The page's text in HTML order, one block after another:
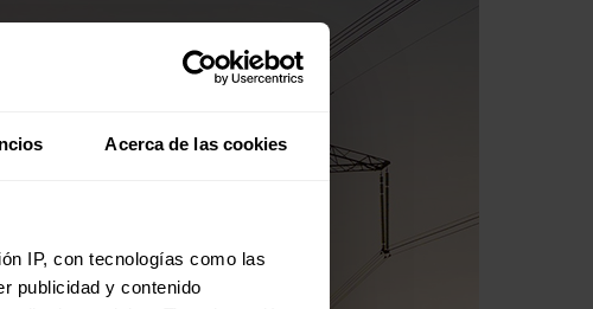
Acerca de las cookies
IP, con tecnologías como las
publicidad y contenido